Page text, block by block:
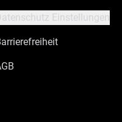
Einstellungen